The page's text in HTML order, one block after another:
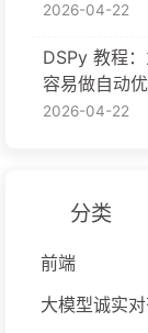
2026-04-22
DSPy 教程
容易做自动
2026-04-22
分类
前端
大模型诚实